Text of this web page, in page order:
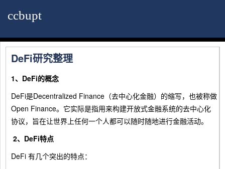
ccbupt
DeFi研究整理
1、DeFi的概念
DeFi是Decentralized Finance（去中心化金融）的缩写，也被称做
Open Finance。它实际是指用来构建开放式金融系统的去中心化
协议，旨在让世界上任何一个人都可以随时随地进行金融活动。
2、DeFi特点
DeFi 有几个突出的特点：